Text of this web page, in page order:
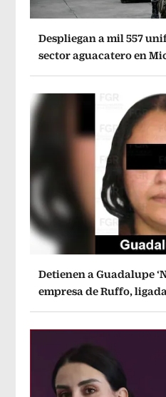
Despliegan a mil 557
sector aguacatero en
Detienen a Guadalupe
empresa de Ruffo,